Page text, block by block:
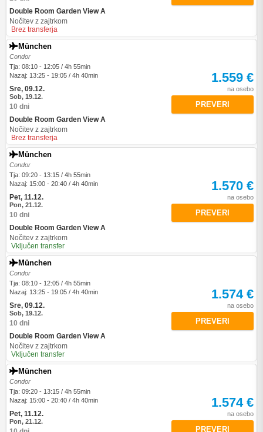
Double Room Garden View A
Nočitev z zajtrkom
Brez transferja
München
Condor
Tja: 08:10 - 12:05 / 4h 55min
Nazaj: 13:25 - 19:05 / 4h 40min
Sre, 09.12.
Sob, 19.12.
10 dni
Double Room Garden View A
Nočitev z zajtrkom
Brez transferja
1.559 €
na osebo
PREVERI
München
Condor
Tja: 09:20 - 13:15 / 4h 55min
Nazaj: 15:00 - 20:40 / 4h 40min
Pet, 11.12.
Pon, 21.12.
10 dni
Double Room Garden View A
Nočitev z zajtrkom
Vključen transfer
1.570 €
na osebo
PREVERI
München
Condor
Tja: 08:10 - 12:05 / 4h 55min
Nazaj: 13:25 - 19:05 / 4h 40min
Sre, 09.12.
Sob, 19.12.
10 dni
Double Room Garden View A
Nočitev z zajtrkom
Vključen transfer
1.574 €
na osebo
PREVERI
München
Condor
Tja: 09:20 - 13:15 / 4h 55min
Nazaj: 15:00 - 20:40 / 4h 40min
Pet, 11.12.
Pon, 21.12.
1.574 €
na osebo
PREVERI